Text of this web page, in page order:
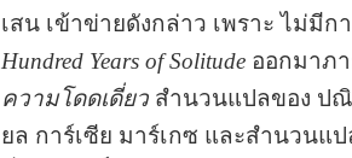
เสน เข้าข่ายดังกล่าว เพราะ ไม่มีก
Hundred Years of Solitude ออกมาภ
ความโดดเดี่ยว สำนวนแปลของ ปณิ
ยล การ์เซีย มาร์เกซ และสำนวนแ